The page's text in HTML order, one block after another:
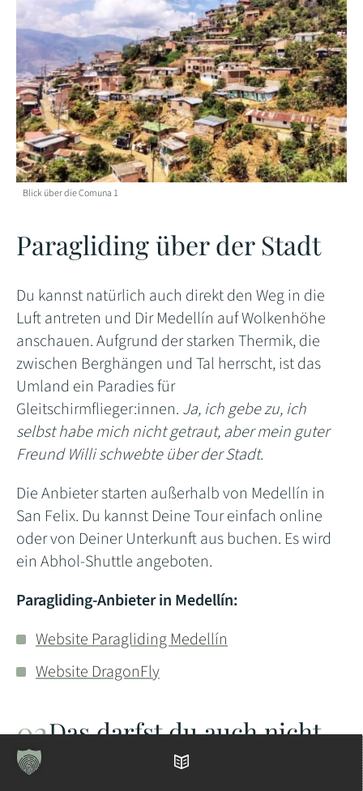
Blick über die Comuna 1
Paragliding über der Stadt
Du kannst natürlich auch direkt den Weg in die
Luft antreten und Dir Medellín auf Wolkenhöhe
anschauen. Aufgrund der starken Thermik, die
zwischen Berghängen und Tal herrscht, ist das
Umland ein Paradies für
Gleitschirmflieger:innen. Ja, ich gebe zu, ich
selbst habe mich nicht getraut, aber mein guter
Freund Willi schwebte über der Stadt.
Die Anbieter starten außerhalb von Medellín in
San Felix. Du kannst Deine Tour einfach online
oder von Deiner Unterkunft aus buchen. Es wird
ein Abhol-Shuttle angeboten.
Paragliding-Anbieter in Medellín:
Website Paragliding Medellín
Website DragonFly
Das darfst du auch nicht
Inhaltsverzeichnis